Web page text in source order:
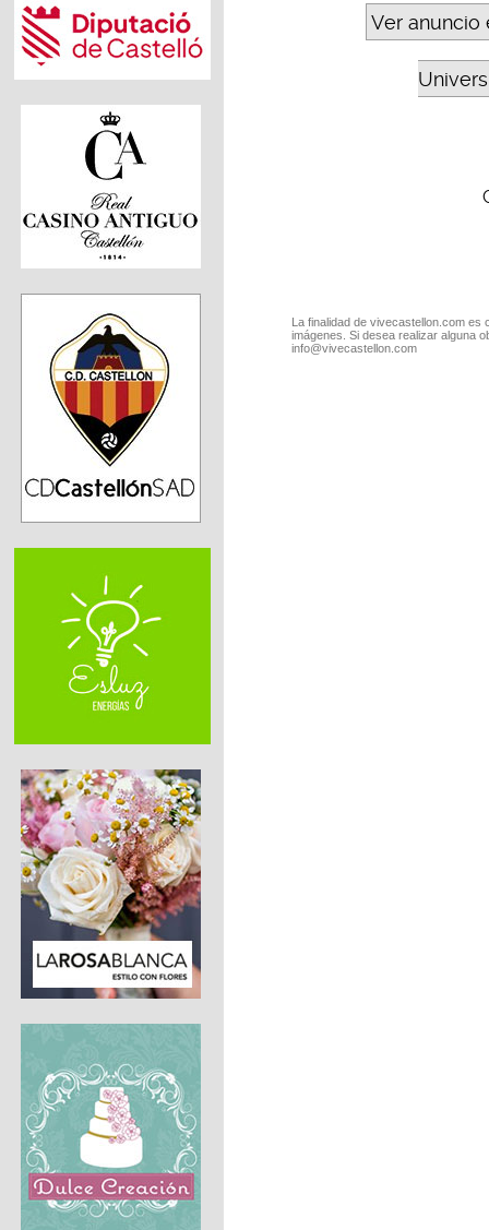
Ver anuncio
La finalidad de vivecastellon.com
imágenes. Si desea realizar alguna
info@vivecastellon.com